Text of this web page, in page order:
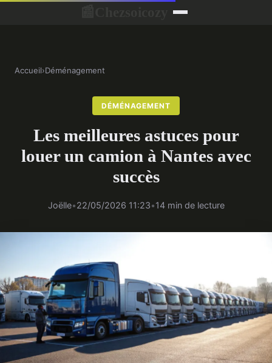
Accueil›Déménagement
DÉMÉNAGEMENT
Les meilleures astuces pour
louer un camion à Nantes avec
succès
Joëlle•22/05/2026 11:23•14 min de lecture